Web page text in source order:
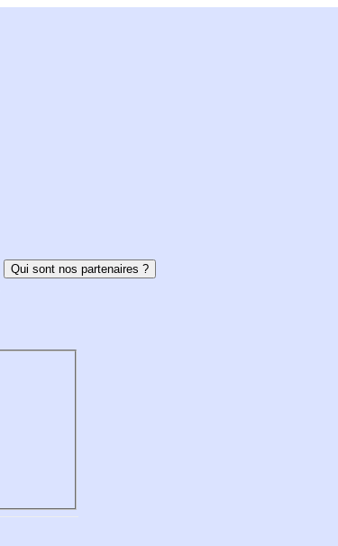
Qui sont nos partenaires ?